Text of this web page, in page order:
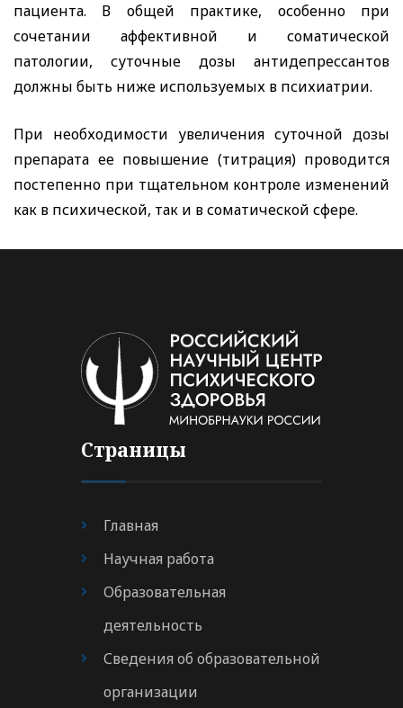
пациента. В общей практике, особенно при
сочетании аффективной и соматической
патологии, суточные дозы антидепрессантов
должны быть ниже используемых в психиатрии.
При необходимости увеличения суточной дозы
препарата ее повышение (титрация) проводится
постепенно при тщательном контроле изменений
как в психической, так и в соматической сфере.
Страницы
Главная
Научная работа
Образовательная
деятельность
Сведения об образовательной
организации